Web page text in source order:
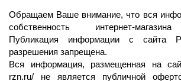
Обращаем Ваше внимание, что вся
собственность интернет-
Публикация информации с сайта
разрешения запрещена.
Вся информация, размещенная на
rzn.ru/ не является публичной